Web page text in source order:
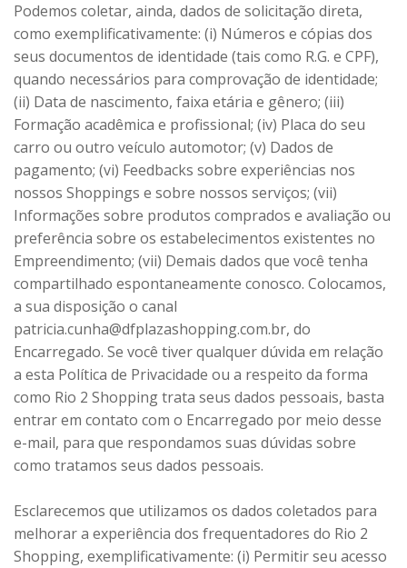
Podemos coletar, ainda, dados de solicitação direta,
como exemplificativamente: (i) Números e cópias dos
seus documentos de identidade (tais como R.G. e CPF),
quando necessários para comprovação de identidade;
(ii) Data de nascimento, faixa etária e gênero; (iii)
Formação acadêmica e profissional; (iv) Placa do seu
carro ou outro veículo automotor; (v) Dados de
pagamento; (vi) Feedbacks sobre experiências nos
nossos Shoppings e sobre nossos serviços; (vii)
Informações sobre produtos comprados e avaliação ou
preferência sobre os estabelecimentos existentes no
Empreendimento; (vii) Demais dados que você tenha
compartilhado espontaneamente conosco. Colocamos,
a sua disposição o canal
patricia.cunha@dfplazashopping.com.br, do
Encarregado. Se você tiver qualquer dúvida em relação
a esta Política de Privacidade ou a respeito da forma
como Rio 2 Shopping trata seus dados pessoais, basta
entrar em contato com o Encarregado por meio desse
e-mail, para que respondamos suas dúvidas sobre
como tratamos seus dados pessoais.
Esclarecemos que utilizamos os dados coletados para
melhorar a experiência dos frequentadores do Rio 2
Shopping, exemplificativamente: (i) Permitir seu acesso